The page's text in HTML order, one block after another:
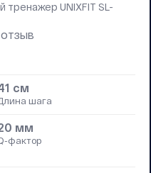
тренажер UNIXFIT SL-
отзыв
см
шага
мм
фактор